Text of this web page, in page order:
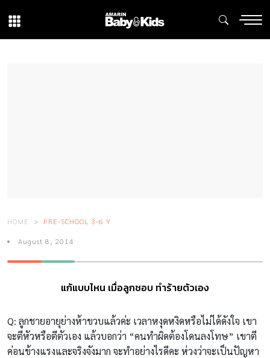
HOME PRE-SCHOOL 3-6 Y
August 8, 2014
แก้แบบไหน เมื่อลูกชอบ ทำร้ายตัวเอง
Q: ลูกชายอายุย่างห้าขวบแล้วค่ะ เวลาหงุดหงิดหรือไม่ได้ดังใจ เขา
จะตีหัวหรือตีตัวเอง แล้วบอกว่า “คนทำผิดต้องโดนลงโทษ” เขาตี
ค่อนข้างแรงและจริงจังมาก จะทำอย่างไรดีคะ ห่วงว่าจะเป็นปัญหา